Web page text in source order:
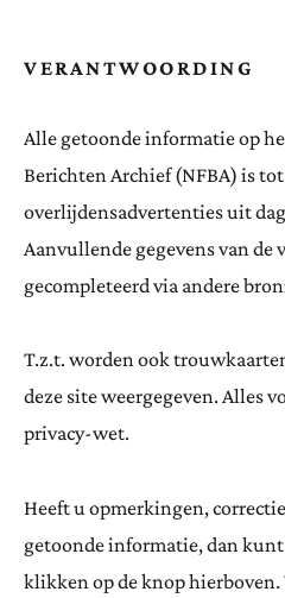
VERANTWOORDING
Alle getoonde informatie op
Berichten Archief (NFBA) is
overlijdensadvertenties uit
Aanvullende gegevens van de
gecompleteerd via andere
T.z.t. worden ook
deze site weergegeven. Alles
privacy-wet.
Heeft u opmerkingen,
getoonde informatie, dan
klikken op de knop